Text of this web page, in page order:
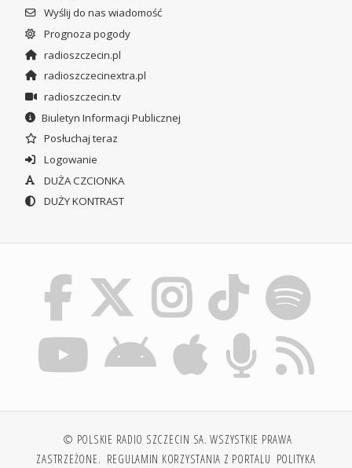
Wyślij do nas wiadomość
Prognoza pogody
radioszczecin.pl
radioszczecinextra.pl
radioszczecin.tv
Biuletyn Informacji Publicznej
Posłuchaj teraz
Logowanie
DUŻA CZCIONKA
DUŻY KONTRAST
© POLSKIE RADIO SZCZECIN SA. WSZYSTKIE PRAWA
ZASTRZEŻONE. REGULAMIN KORZYSTANIA Z PORTALU POLITYKA